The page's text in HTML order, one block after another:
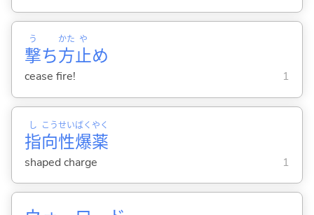
撃
う
ち方
かた
止
や
め
cease fire! 1
指
し
向
こう
性
せい
爆
ばく
薬
やく
shaped charge 1